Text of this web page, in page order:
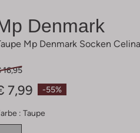
Denmark
Mp Denmark Socken
-55%
16,95
7,99
: Taupe